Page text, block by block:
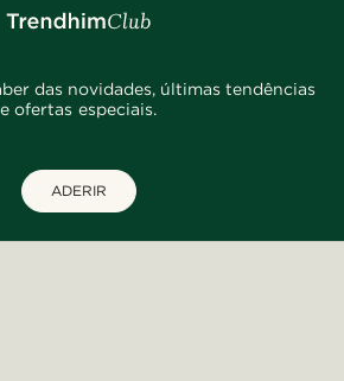
das novidades, últimas tendências
e ofertas especiais.
ADERIR